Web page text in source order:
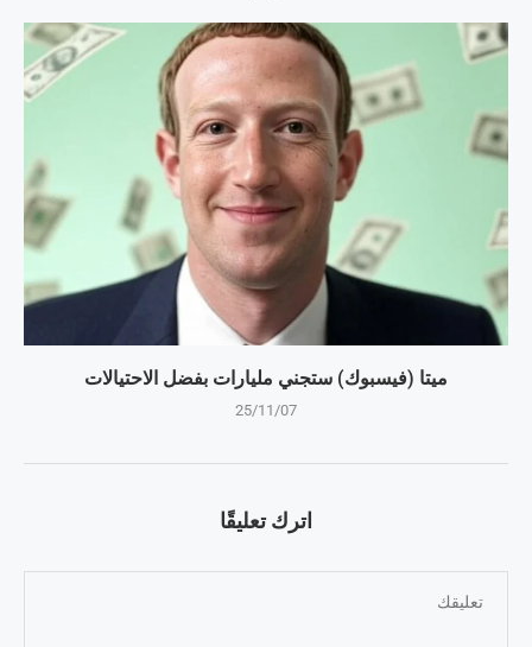
ميتا (فيسبوك) ستجني مليارات بفضل الاحتيالات
25/11/07
اترك تعليقًا